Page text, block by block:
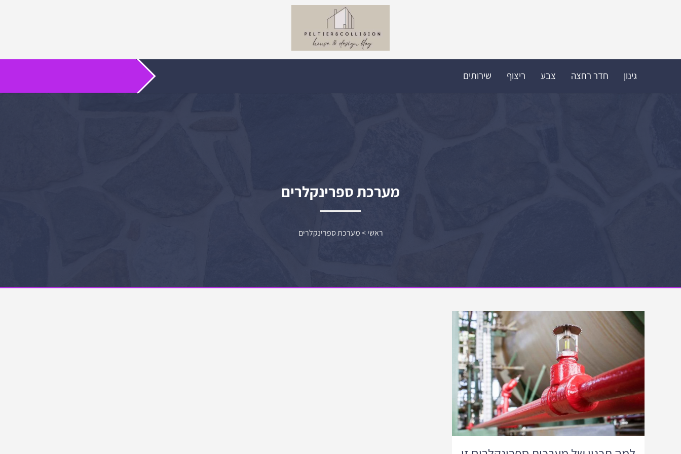
גינון חדר רחצה צבע ריצוף שירותים
מערכת ספרינקלרים
ראשי>מערכת ספרינקלרים